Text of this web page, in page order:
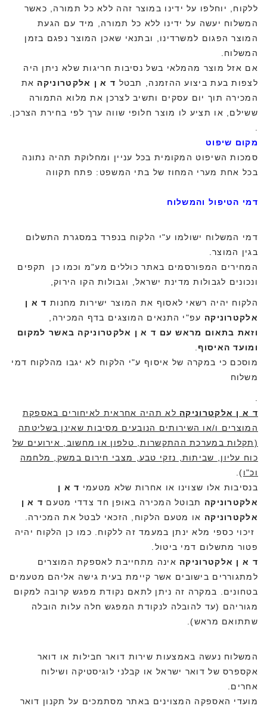
ללקוח, יוחלפו על ידינו במוצר זהה ללא כל תמורה, כאשר
המשלוח יעשה על ידינו ללא כל תמורה, מיד עם הגעת
המוצר הפגום למשרדינו, ובתנאי שאכן המוצר נפגם בזמן
המשלוח.
אם אזל מוצר מהמלאי בשל נסיבות חריגות שלא ניתן היה
לצפות בעת ביצוע ההזמנה, תבטל ד א ן אלקטרוניקה את
המכירה תוך יום עסקים ותשיב לצרכן את מלוא התמורה
ששילם, או תציע לו מוצר חלופי שווה ערך לפי בחירת הצרכן.
מקום שיפוט
סמכות השיפוט המקומית בכל עניין ומחלוקת תהיה נתונה
בכל אחת מערי המחוז של בתי המשפט: פתח תקווה
דמי הטיפול והמשלוח
דמי המשלוח ישולמו ע"י הלקוח בנפרד במסגרת התשלום
בגין המוצר.
המחירים המפורסמים באתר כוללים מע"מ וכמו כן תקפים
ונכונים לגבולות מדינת ישראל, וגבולות הקו הירוק,
הלקוח יהיה רשאי לאסוף את המוצר ישירות מחנות ד א ן
אלקטרוניקה עפ"י התנאים המוצגים בדף המכירה,
וזאת בתאום מראש עם ד א ן אלקטרוניקה באשר למקום
ומועד האיסוף
מוסכם כי במקרה של איסוף ע"י הלקוח לא יגבו מהלקוח דמי
משלוח
ד א ן אלקטרוניקה לא תהיה אחראית לאיחורים באספקת
המוצרים ו/או השירותים הנובעים מסיבות שאינן בשליטתה
(תקלות במערכת ההתקשרות, טלפון או מחשוב, אירועים של
כוח עליון, שביתות, נזקי טבע, מצבי חירום במשק, מלחמה
וכ"ו).
בנסיבות אלו שצוינו או אחרות שלא מטעמי ד א ן
אלקטרוניקה תבוטל המכירה באופן חד צדדי מטעם ד א ן
אלקטרוניקה או מטעם הלקוח, הזכאי לבטל את המכירה.
זיכוי כספי מלא ינתן במעמד זה ללקוח. כמו כן הלקוח יהיה
פטור מתשלום דמי ביטול.
ד א ן אלקטרוניקה אינה מתחייבת לאספקת המוצרים
למתגוררים בישובים אשר קיימת בעית גישה אליהם מטעמים
בטחונים. במקרה זה ניתן לתאם נקודת מפגש קרובה למקום
מגוריהם (עד להובלה לנקודת המפגש חלה עלות הובלה
שתתואם מראש).
המשלוח נעשה באמצעות שירות דואר חבילות או דואר
אקספרס של דואר ישראל או קבלני לוגיסטיקה ושילוח
אחרים.
מועדי האספקה המצוינים באתר מסתמכים על תקנון דואר